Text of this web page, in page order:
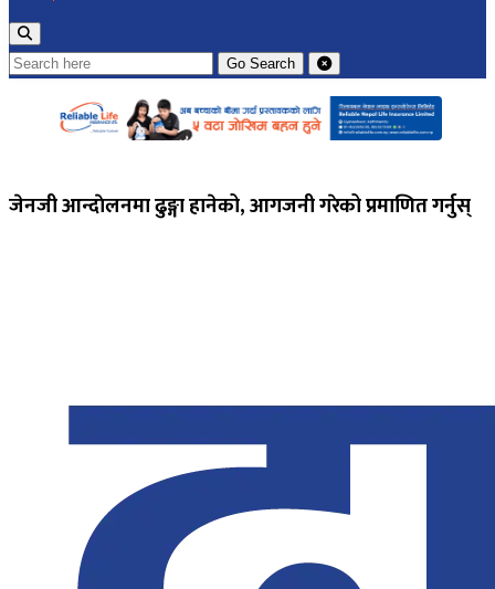
Go Search
जेनजी आन्दाेलनमा ढुङ्गा हानेको, आगजनी गरेको प्रमाणित गर्नुस्